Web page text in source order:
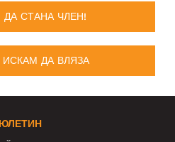
ДА СТАНА ЧЛЕН!
ДА ВЛЯЗА